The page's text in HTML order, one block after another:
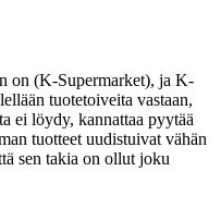
on (K-Supermarket), ja K-
tuotetoiveita vastaan,
ei löydy, kannattaa pyytää
tuotteet uudistuivat vähän
sen takia on ollut joku